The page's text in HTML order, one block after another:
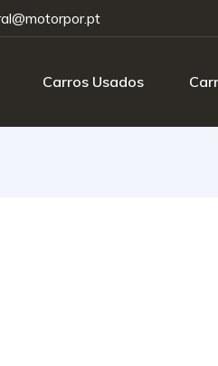
Carros Usados